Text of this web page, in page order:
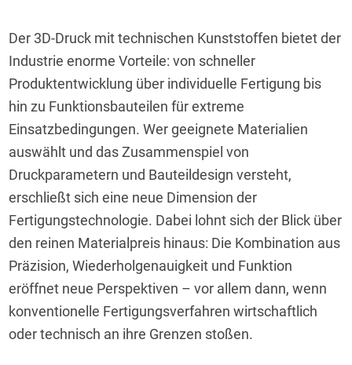
Der 3D-Druck mit technischen Kunststoffen bietet der
Industrie enorme Vorteile: von schneller
Produktentwicklung über individuelle Fertigung bis
hin zu Funktionsbauteilen für extreme
Einsatzbedingungen. Wer geeignete Materialien
auswählt und das Zusammenspiel von
Druckparametern und Bauteildesign versteht,
erschließt sich eine neue Dimension der
Fertigungstechnologie. Dabei lohnt sich der Blick über
den reinen Materialpreis hinaus: Die Kombination aus
Präzision, Wiederholgenauigkeit und Funktion
eröffnet neue Perspektiven – vor allem dann, wenn
konventionelle Fertigungsverfahren wirtschaftlich
oder technisch an ihre Grenzen stoßen.